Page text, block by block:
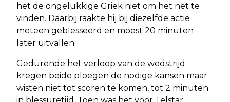
het de ongelukkige Griek niet om het net te
vinden. Daarbij raakte hij bij diezelfde actie
meteen geblesseerd en moest 20 minuten
later uitvallen.
Gedurende het verloop van de wedstrijd
kregen beide ploegen de nodige kansen maar
wisten niet tot scoren te komen, tot 2 minuten
in blessuretijd. Toen was het voor Telstar